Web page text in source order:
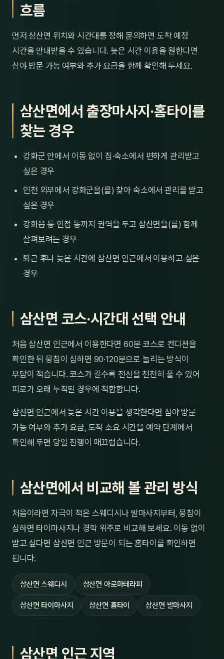
흐름
먼저 삼산면 위치와 시간대를 정해 문의하면 도착 예정
시간을 안내받을 수 있습니다. 늦은 시간 이용을 원한다면
심야 방문 가능 여부와 추가 요금을 함께 확인해 두세요.
삼산면에서 출장마사지·홈타이를
찾는 경우
강화군 안에서 이동 없이 집·숙소에서 편하게 관리받고
싶은 경우
인천 외부에서 강화군을(를) 찾아 숙소에서 관리를 받고
싶은 경우
강화읍 등 인접 동까지 권역을 두고 삼산면을(를) 함께
살펴보려는 경우
퇴근 후나 늦은 시간에 삼산면 인근에서 이용하고 싶은
경우
삼산면 코스·시간대 선택 안내
처음 삼산면 인근에서 이용한다면 60분 코스로 컨디션을
확인한 뒤 뭉침이 심하면 90·120분으로 늘리는 방식이
부담이 적습니다. 코스가 길수록 전신을 천천히 풀 수 있어
피로가 오래 누적된 경우에 적합합니다.
삼산면 인근에서 늦은 시간 이용을 생각한다면 심야 방문
가능 여부와 추가 요금, 도착 소요 시간을 예약 단계에서
확인해 두면 당일 진행이 매끄럽습니다.
삼산면에서 비교해 볼 관리 방식
처음이라면 자극이 적은 스웨디시나 발마사지부터, 뭉침이
심하면 타이마사지나 경락 위주로 비교해 보세요. 이동 없이
받고 싶다면 삼산면 인근 방문이 되는 홈타이를 확인하면
됩니다.
삼산면 스웨디시 삼산면 아로마테라피
삼산면 타이마사지 삼산면 홈타이 삼산면 발마사지
삼산면 인근 지역